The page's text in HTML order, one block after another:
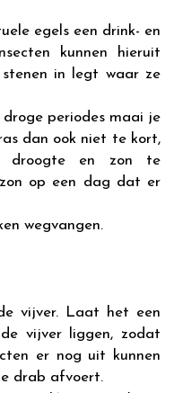
egels een drink- en
kunnen hieruit
in legt waar ze
periodes maai je
dan ook niet te kort,
droogte en zon te
op een dag dat er
wegvangen.
vijver. Laat het een
vijver liggen, zodat
er nog uit kunnen
drab afvoert.